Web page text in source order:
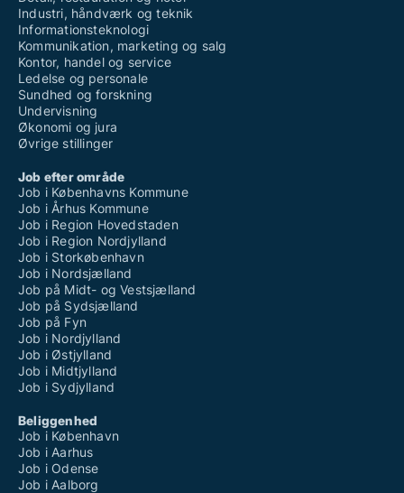
Industri, håndværk og teknik
Informationsteknologi
Kommunikation, marketing og salg
Kontor, handel og service
Ledelse og personale
Sundhed og forskning
Undervisning
Økonomi og jura
Øvrige stillinger
Job efter område
Job i Københavns Kommune
Job i Århus Kommune
Job i Region Hovedstaden
Job i Region Nordjylland
Job i Storkøbenhavn
Job i Nordsjælland
Job på Midt- og Vestsjælland
Job på Sydsjælland
Job på Fyn
Job i Nordjylland
Job i Østjylland
Job i Midtjylland
Job i Sydjylland
Beliggenhed
Job i København
Job i Aarhus
Job i Odense
Job i Aalborg